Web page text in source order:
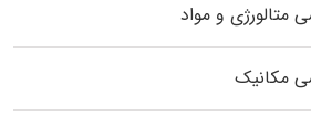
متالورژی و مواد
مکانیک